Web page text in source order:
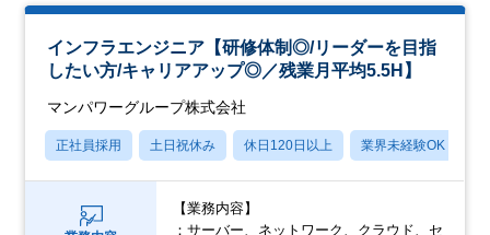
インフラエンジニア【研修体制◎/リーダーを目指
したい方/キャリアアップ◎／残業月平均5.5H】
マンパワーグループ株式会社
正社員採用 土日祝休み 休日120日以上 業界未経験OK
【業務内容】
：サーバー、ネットワーク、クラウド、セ